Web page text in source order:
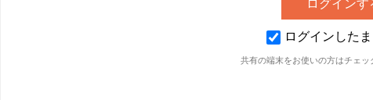
ログインした
共有の端末をお使いの方はチェッ